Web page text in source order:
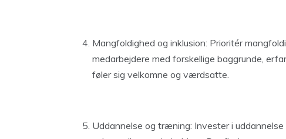
Mangfoldighed og inklusion: Prioritér
medarbejdere med forskellige baggrunde,
føler sig velkomne og værdsatte.
Uddannelse og træning: Invester i